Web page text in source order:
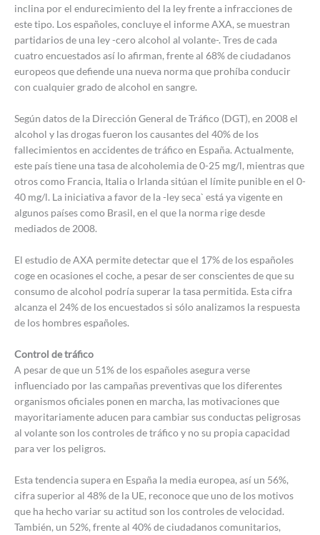
inclina por el endurecimiento del la ley frente a infracciones de
este tipo. Los españoles, concluye el informe AXA, se muestran
partidarios de una ley -cero alcohol al volante-. Tres de cada
cuatro encuestados así lo afirman, frente al 68% de ciudadanos
europeos que defiende una nueva norma que prohíba conducir
con cualquier grado de alcohol en sangre.
Según datos de la Dirección General de Tráfico (DGT), en 2008 el
alcohol y las drogas fueron los causantes del 40% de los
fallecimientos en accidentes de tráfico en España. Actualmente,
este país tiene una tasa de alcoholemia de 0-25 mg/l, mientras que
otros como Francia, Italia o Irlanda sitúan el límite punible en el 0-
40 mg/l. La iniciativa a favor de la -ley seca` está ya vigente en
algunos países como Brasil, en el que la norma rige desde
mediados de 2008.
El estudio de AXA permite detectar que el 17% de los españoles
coge en ocasiones el coche, a pesar de ser conscientes de que su
consumo de alcohol podría superar la tasa permitida. Esta cifra
alcanza el 24% de los encuestados si sólo analizamos la respuesta
de los hombres españoles.
Control de tráfico
A pesar de que un 51% de los españoles asegura verse
influenciado por las campañas preventivas que los diferentes
organismos oficiales ponen en marcha, las motivaciones que
mayoritariamente aducen para cambiar sus conductas peligrosas
al volante son los controles de tráfico y no su propia capacidad
para ver los peligros.
Esta tendencia supera en España la media europea, así un 56%,
cifra superior al 48% de la UE, reconoce que uno de los motivos
que ha hecho variar su actitud son los controles de velocidad.
También, un 52%, frente al 40% de ciudadanos comunitarios,